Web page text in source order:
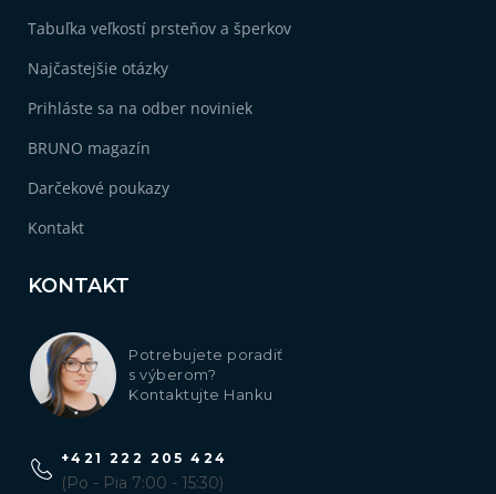
Tabuľka veľkostí prsteňov a šperkov
Najčastejšie otázky
Prihláste sa na odber noviniek
BRUNO magazín
Darčekové poukazy
Kontakt
KONTAKT
Potrebujete poradiť
s výberom?
Kontaktujte Hanku
+421 222 205 424
(Po - Pia 7:00 - 15:30)